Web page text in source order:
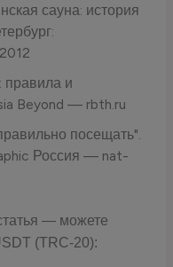
сауна: история
правила и
Beyond — rbth.ru
посещать".
Россия — nat-
— можете
(TRC-20):